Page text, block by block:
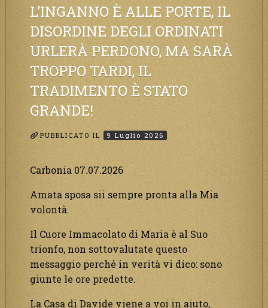
Padre
con
il
figlio,
L’INGANNO È ALLE PORTE, IL
DISORDINE DEGLI ORDINATI
URLERÀ PERDONO, MA SARÀ
TROPPO TARDI, IL
TRADIMENTO È STATO
GRANDE!
PUBBLICATO IL 9 Luglio 2026
Carbonia 07.07.2026
Amata sposa sii sempre pronta alla Mia
volontà.
Il Cuore Immacolato di Maria è al Suo
trionfo, non sottovalutate questo
messaggio perché in verità vi dico: sono
giunte le ore predette.
La Casa di Davide viene a voi in aiuto,